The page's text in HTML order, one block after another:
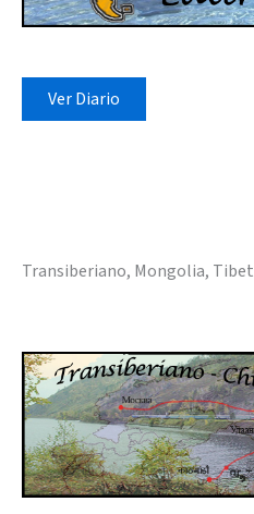
Ver Diario
Transiberiano, Mongolia, Tibet